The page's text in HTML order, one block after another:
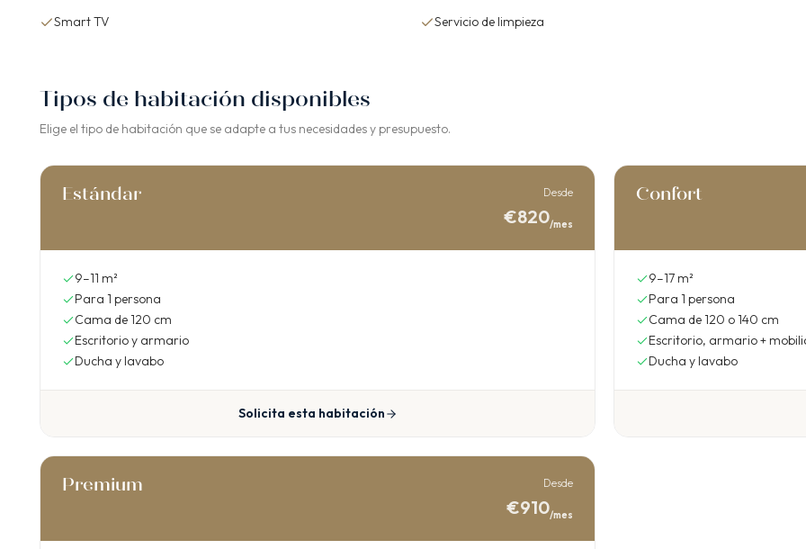
Smart TV
Servicio de limpieza
Tipos de habitación disponibles
Elige el tipo de habitación que se adapte a tus necesidades y presupuesto.
Estándar Desde
€820/mes
9–11 m²
Para 1 persona
Cama de 120 cm
Escritorio y armario
Ducha y lavabo
Solicita esta habitación
Confort
9–17 m²
Para 1 persona
Cama de 120 o 140 cm
Escritorio, armario +
Ducha y lavabo
Premium Desde
€910/mes